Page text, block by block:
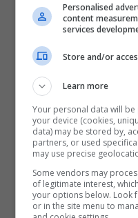
Personalised
content
services
Store and/or
Learn more
Your personal data will
your device (cookies,
data) may be stored by,
partners, or used
may use precise
Some vendors may
of legitimate interest,
your options below. Look
or in the site menu to